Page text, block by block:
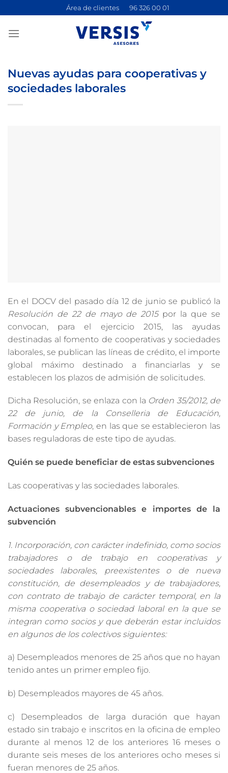
contenido
Área de clientes 96 326 00 01
Nuevas ayudas para cooperativas y
sociedades laborales
En el DOCV del pasado día 12 de junio se publicó la
Resolución de 22 de mayo de 2015por la que se
convocan, para el ejercicio 2015, las ayudas
destinadas al fomento de cooperativas y sociedades
laborales, se publican las líneas de crédito, el importe
global máximo destinado a financiarlas y se
establecen los plazos de admisión de solicitudes.
Dicha Resolución, se enlaza con la Orden 35/2012, de
22 de junio, de la Conselleria de Educación,
Formación y Empleo, en las que se establecieron las
bases reguladoras de este tipo de ayudas.
Quién se puede beneficiar de estas subvenciones
Las cooperativas y las sociedades laborales.
Actuaciones subvencionables e importes de la
subvención
1. Incorporación, con carácter indefinido, como socios
trabajadores o de trabajo en cooperativas y
sociedades laborales, preexistentes o de nueva
constitución, de desempleados y de trabajadores,
con contrato de trabajo de carácter temporal, en la
misma cooperativa o sociedad laboral en la que se
integran como socios y que deberán estar incluidos
en algunos de los colectivos siguientes:
a) Desempleados menores de 25 años que no hayan
tenido antes un primer empleo fijo.
b) Desempleados mayores de 45 años.
c) Desempleados de larga duración que hayan
estado sin trabajo e inscritos en la oficina de empleo
durante al menos 12 de los anteriores 16 meses o
durante seis meses de los anteriores ocho meses si
fueran menores de 25 años.